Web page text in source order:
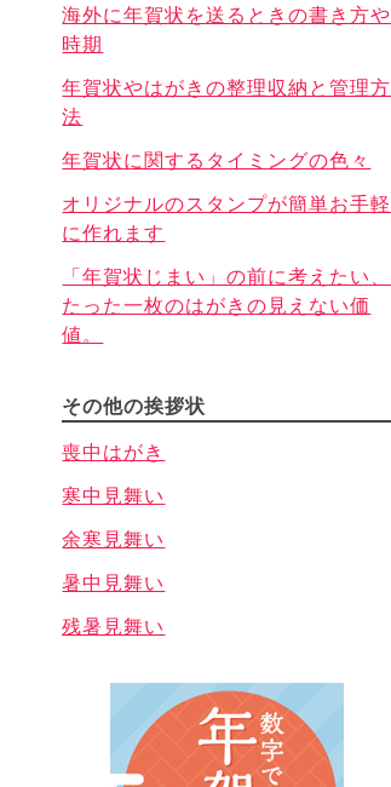
海外に年賀状を送るときの書き方や
時期
年賀状やはがきの整理収納と管理方
法
年賀状に関するタイミングの色々
オリジナルのスタンプが簡単お手軽
に作れます
「年賀状じまい」の前に考えたい、
たった一枚のはがきの見えない価
値。
その他の挨拶状
喪中はがき
寒中見舞い
余寒見舞い
暑中見舞い
残暑見舞い